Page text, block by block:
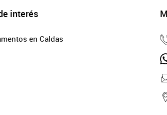
interés
en Caldas